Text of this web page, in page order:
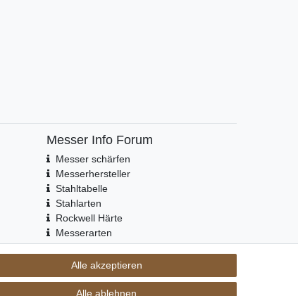
Messer Info Forum
Messer schärfen
Messerhersteller
Stahltabelle
Stahlarten
Rockwell Härte
Messerarten
Klingenformen
Holzarten
Alle akzeptieren
Alle ablehnen